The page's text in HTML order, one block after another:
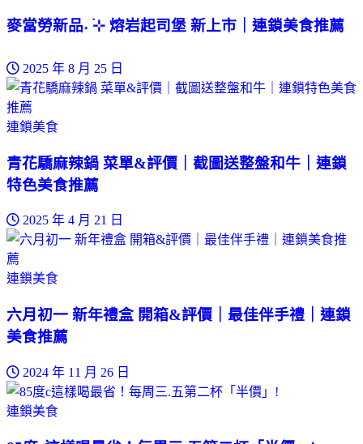
麥當勞新品˖ ࣪⊹ 熔岩起司堡 新上市｜連鎖美食推薦
2025 年 8 月 25 日
連鎖美食
青花驕麻辣鍋 菜單&評價｜截圖送整盤和牛｜連鎖
特色美食推薦
2025 年 4 月 21 日
連鎖美食
六月初一 新年禮盒 開箱&評價｜最佳伴手禮｜連鎖
美食推薦
2024 年 11 月 26 日
連鎖美食